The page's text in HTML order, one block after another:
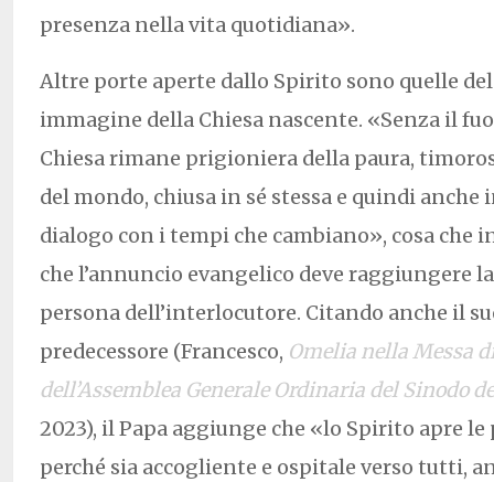
presenza nella vita quotidiana».
Altre porte aperte dallo Spirito sono quelle del
immagine della Chiesa nascente. «Senza il
Chiesa rimane prigioniera della paura,
del mondo, chiusa in sé stessa e quindi anche
dialogo con i tempi che cambiano», cosa che
che l’annuncio evangelico deve raggiungere
persona dell’interlocutore. Citando anche il
predecessore (Francesco, Omelia nella Messa
dell’Assemblea Generale Ordinaria del Sinodo
2023), il Papa aggiunge che «lo Spirito apre le
perché sia accogliente e ospitale verso tutti,